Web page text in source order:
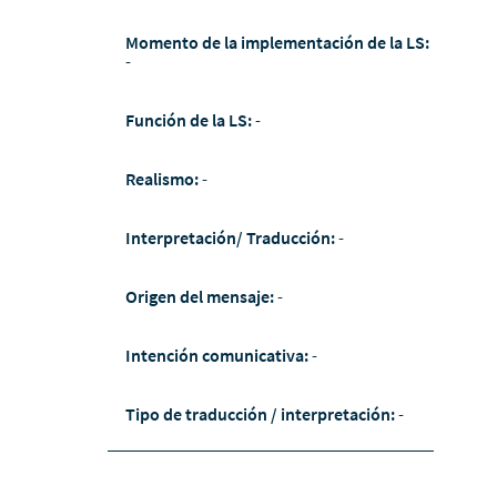
Momento de la implementación de la LS:
-
Función de la LS:-
Realismo:-
Interpretación/ Traducción:-
Origen del mensaje:-
Intención comunicativa:-
Tipo de traducción / interpretación:-